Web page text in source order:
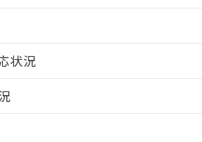
状況
凡例